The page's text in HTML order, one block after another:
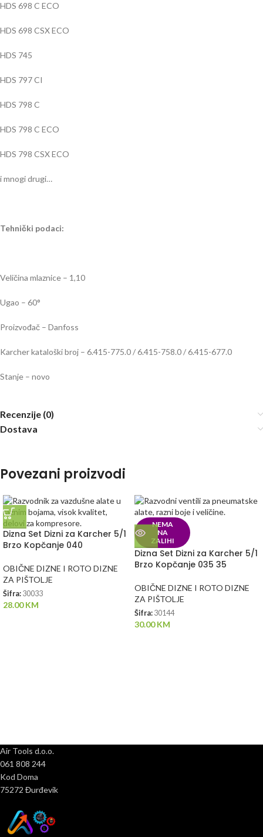
HDS 698 C ECO
HDS 698 CSX ECO
HDS 745
HDS 797 CI
HDS 798 C
HDS 798 C ECO
HDS 798 CSX ECO
i mnogi drugi…
Tehnički podaci:
Veličina mlaznice – 1,10
Ugao – 60°
Proizvođač – Danfoss
Karcher kataloški broj – 6.415-775.0 / 6.415-758.0 / 6.415-677.0
Stanje – novo
Recenzije (0)
Dostava
Povezani proizvodi
Dizna Set Dizni za Karcher 5/1
Brzo Kopčanje 040
OBIČNE DIZNE I ROTO DIZNE
ZA PIŠTOLJE
Šifra: 30033
28.00KM
NEMA
NA
ZALIHI
Dizna Set Dizni za Karcher 5/1
Brzo Kopčanje 035 35
OBIČNE DIZNE I ROTO DIZNE
ZA PIŠTOLJE
Šifra: 30144
30.00KM
Air Tools d.o.o.
061 808 244
Kod Doma
75272 Đurđevik